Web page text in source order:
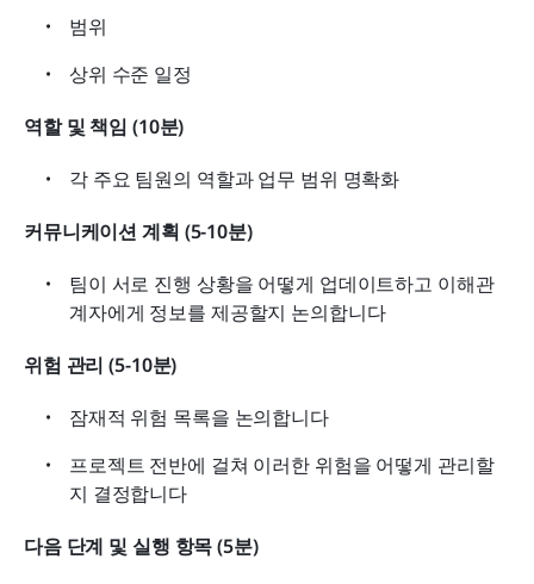
범위
상위 수준 일정
역할 및 책임 (10분)
각 주요 팀원의 역할과 업무 범위 명확화
커뮤니케이션 계획 (5-10분)
팀이 서로 진행 상황을 어떻게 업데이트하고 이해관
계자에게 정보를 제공할지 논의합니다
위험 관리 (5-10분)
잠재적 위험 목록을 논의합니다
프로젝트 전반에 걸쳐 이러한 위험을 어떻게 관리할
지 결정합니다
다음 단계 및 실행 항목 (5분)